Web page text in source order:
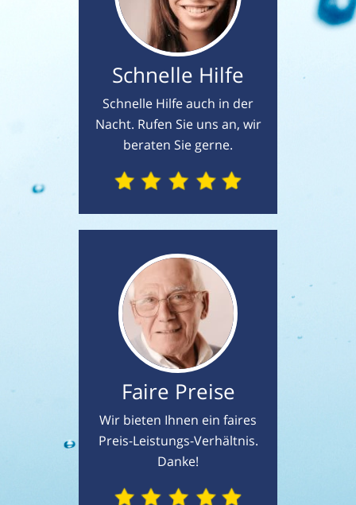
Schnelle Hilfe
Schnelle Hilfe auch in der
Nacht. Rufen Sie uns an, wir
beraten Sie gerne.
Faire Preise
Wir bieten Ihnen ein faires
Preis-Leistungs-Verhältnis.
Danke!